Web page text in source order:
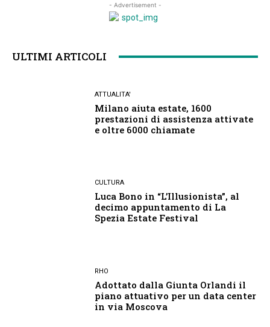
- Advertisement -
ULTIMI ARTICOLI
ATTUALITA'
Milano aiuta estate, 1600
prestazioni di assistenza attivate
e oltre 6000 chiamate
CULTURA
Luca Bono in “L’Illusionista”, al
decimo appuntamento di La
Spezia Estate Festival
RHO
Adottato dalla Giunta Orlandi il
piano attuativo per un data center
in via Moscova